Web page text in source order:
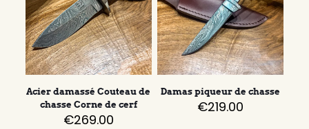
Acier damassé Couteau de
chasse Corne de cerf
€269.00
Damas piqueur de chasse
€219.00